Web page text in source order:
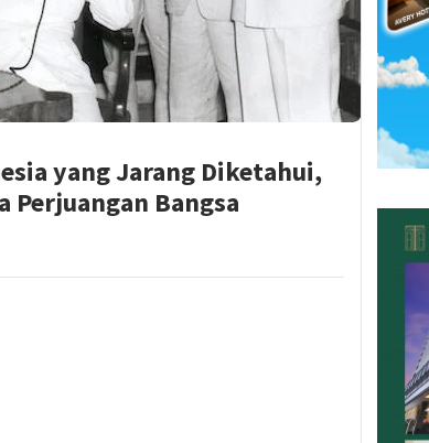
yang Jarang Diketahui,
Perjuangan Bangsa